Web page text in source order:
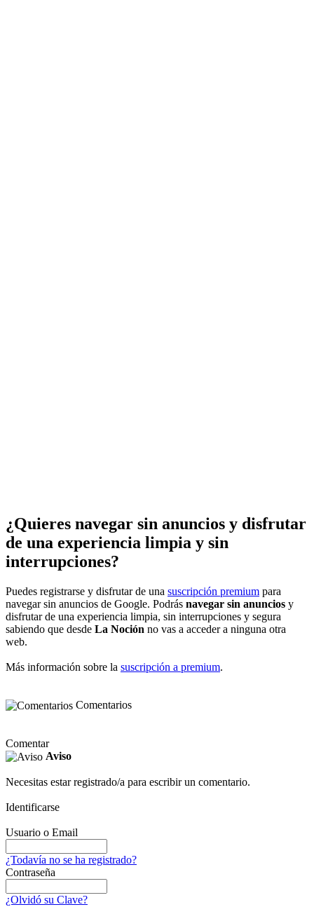
¿Quieres navegar sin anuncios y disfrutar
de una experiencia limpia y sin
interrupciones?
Puedes registrarse y disfrutar de una suscripción premium para
navegar sin anuncios de Google. Podrás navegar sin anuncios y
disfrutar de una experiencia limpia, sin interrupciones y segura
sabiendo que desde La Noción no vas a acceder a ninguna otra
web.
Más información sobre la suscripción a premium.
Comentarios
Comentar
Aviso
Necesitas estar registrado/a para escribir un comentario.
Identificarse
Usuario o Email
¿Todavía no se ha registrado?
Contraseña
¿Olvidó su Clave?